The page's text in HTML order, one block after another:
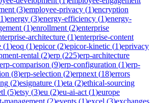
(3)employee-privacy (1)encryption
1)energy (3)energy-efficiency (1)energy-
(1)enrollment (2)enterprise
architecture (1)enterprise-content
(1)eoq (1)epicor(2)epicor-kinetic (1)eprivacy
rental (2)erp (225)erp-architecture
erp-comparison (9)erp-configuration (1)erp-
(8)erp-selection (2)erpnext (18)errors
(2)esignature (1)eta (2)ethical-sourcing
(5)etsy (3)eu (2)eu-ai-act (1)europe
management (2)events (1)excel (3)exchanges